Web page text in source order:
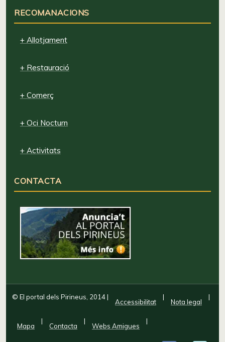
RECOMANACIONS
+ Allotjament
+ Restauració
+ Comerç
+ Oci Nocturn
+ Activitats
CONTACTA
© El portal dels Pirineus, 2014|
Accessibilitat
|
Nota legal
|
Mapa
|
Contacta
|
Webs Amigues
|